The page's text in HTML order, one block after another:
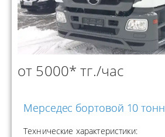
от 5000* тг./час
Мерседес бортовой 10 тонн
Технические характеристики: